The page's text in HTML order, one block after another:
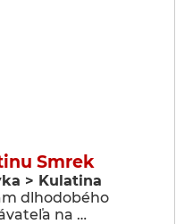
Smrek
> Kulatina
dlhodobého
na …